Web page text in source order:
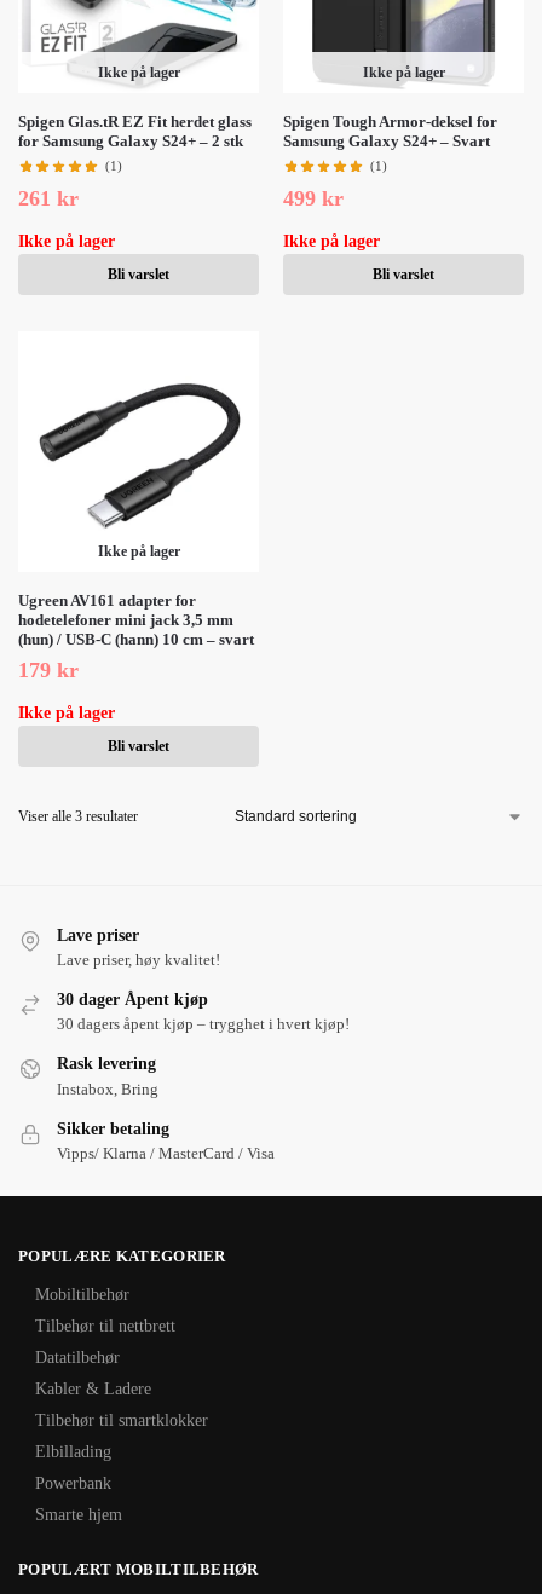
Ikke på lager
Spigen Glas.tR EZ Fit herdet glass
for Samsung Galaxy S24+ – 2 stk
(1)
261 kr
Ikke på lager
Bli varslet
Ikke på lager
Spigen Tough Armor-deksel for
Samsung Galaxy S24+ – Svart
(1)
499 kr
Ikke på lager
Bli varslet
Ikke på lager
Ugreen AV161 adapter for
hodetelefoner mini jack 3,5 mm
(hun) / USB-C (hann) 10 cm – svart
179 kr
Ikke på lager
Bli varslet
Viser alle 3 resultater
Lave priser
Lave priser, høy kvalitet!
30 dager Åpent kjøp
30 dagers åpent kjøp – trygghet i hvert kjøp!
Rask levering
Instabox, Bring
Sikker betaling
Vipps/ Klarna / MasterCard / Visa
POPULÆRE KATEGORIER
Mobiltilbehør
Tilbehør til nettbrett
Datatilbehør
Kabler & Ladere
Tilbehør til smartklokker
Elbillading
Powerbank
Smarte hjem
POPULÆRT MOBILTILBEHØR